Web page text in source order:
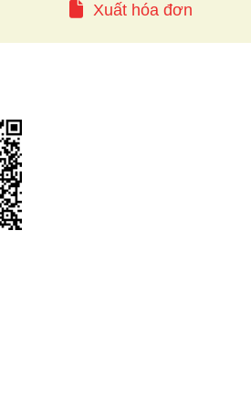
Xuất hóa đơn